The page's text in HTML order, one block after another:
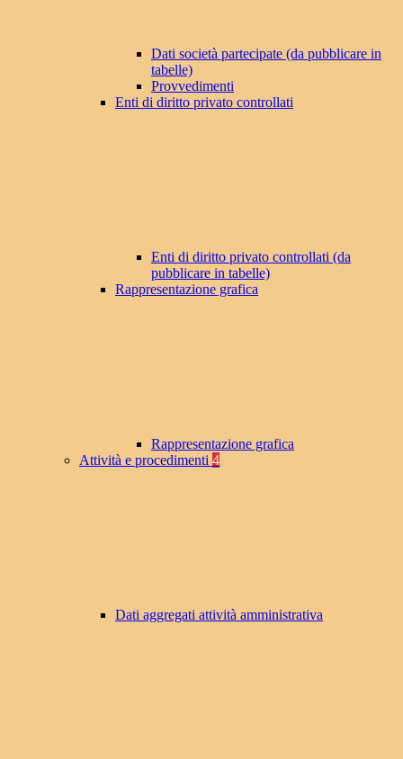
Dati società partecipate (da pubblicare in
tabelle)
Provvedimenti
Enti di diritto privato controllati
Enti di diritto privato controllati (da
pubblicare in tabelle)
Rappresentazione grafica
Rappresentazione grafica
Attività e procedimenti 4
Dati aggregati attività amministrativa